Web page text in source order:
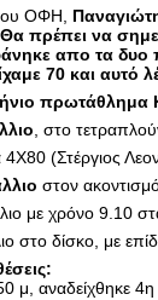
ΟΦΗ,
Θα πρέπει να
απο τα δυο
70 και αυτό
, στο
(Στέργιος
στον
με χρόνο 9.10
στο δίσκο, με
μ, αναδείχθηκε